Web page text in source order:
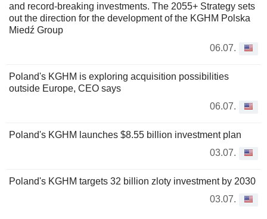
and record-breaking investments. The 2055+ Strategy sets
out the direction for the development of the KGHM Polska
Miedź Group
06.07.
Poland's KGHM is exploring acquisition possibilities
outside Europe, CEO says
06.07.
Poland's KGHM launches $8.55 billion investment plan
03.07.
Poland's KGHM targets 32 billion zloty investment by 2030
03.07.